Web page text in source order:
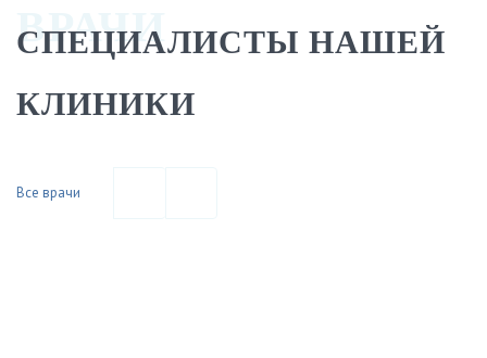
ВРАЧИ
СПЕЦИАЛИСТЫ НАШЕЙ
КЛИНИКИ
Все врачи